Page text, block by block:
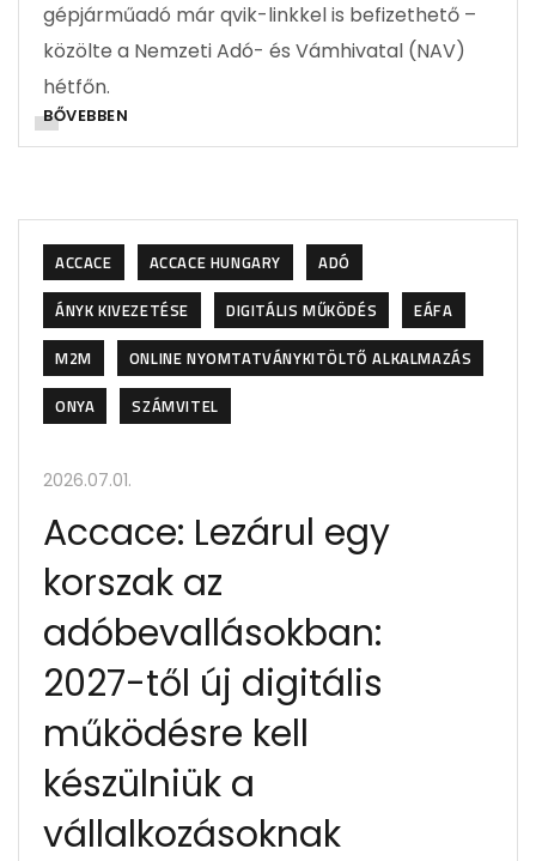
gépjárműadó már qvik-linkkel is befizethető –
közölte a Nemzeti Adó- és Vámhivatal (NAV)
hétfőn.
BŐVEBBEN
ACCACE ACCACE HUNGARY
ADÓ
ÁNYK KIVEZETÉSE
DIGITÁLIS MŰKÖDÉS
EÁFA
M2M
ONLINE NYOMTATVÁNYKITÖLTŐ ALKALMAZÁS
ONYA
SZÁMVITEL
2026.07.01.
Accace: Lezárul egy
korszak az
adóbevallásokban:
2027-től új digitális
működésre kell
készülniük a
vállalkozásoknak